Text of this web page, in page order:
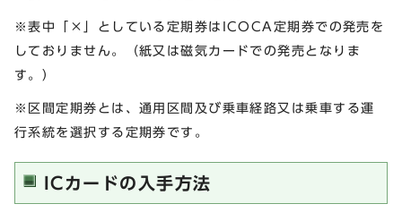
※表中「×」としている定期券はICOCA定期券での発売を
しておりません。（紙又は磁気カードでの発売となりま
す。）
※区間定期券とは、通用区間及び乗車経路又は乗車する運
行系統を選択する定期券です。
ICカードの入手方法